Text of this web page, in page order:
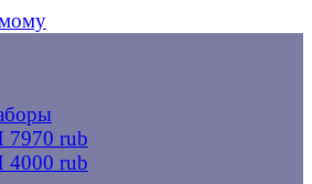
rub
rub